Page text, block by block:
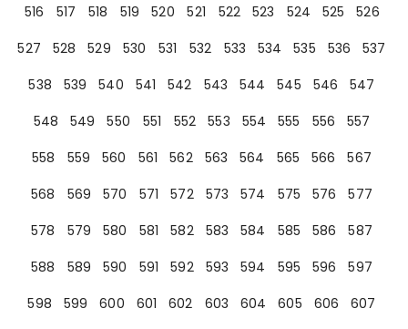
516
517 518 519 520 521 522 523 524 525
526
527
528 529 530 531 532 533 534 535 536
537
538
539 540 541 542 543 544 545 546
547
548
549 550 551 552 553 554 555 556
557
558
559 560 561 562 563 564 565 566
567
568
569 570 571 572 573 574 575 576
577
578
579 580 581 582 583 584 585 586
587
588
589 590 591 592 593 594 595 596
597
598
599 600 601 602 603 604 605 606
607